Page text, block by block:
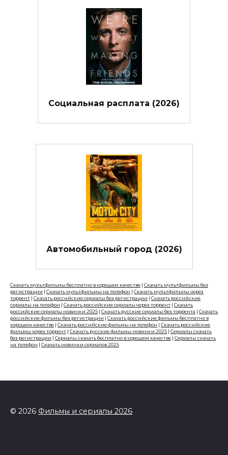
Социальная расплата (2026)
Автомобильный город (2026)
Скачать мультфильмы бесплатно в хорошем качестве | Скачать мультфильмы без
регистрации | Скачать мультфильмы на телефон | Скачать мультфильмы через
торрент | Скачать российские сериалы без регистрации | Скачать российские
сериалы на телефон | Скачать российские сериалы через торрент | Скачать
российские сериалы новинки 2025 | Скачать русские сериалы без торрента | Скачать
российские фильмы без регистрации | Скачать российские фильмы бесплатно в
хорошем качестве | Скачать российские фильмы на телефон | Скачать российские
фильмы через торрент | Скачать русские фильмы новинки 2025 | Сериалы скачать
без регистрации | Сериалы скачать бесплатно в хорошем качестве | Сериалы скачать
на телефон | Скачать новинки сериалов 2025
© 2026 Фильмы и сериалы 2026